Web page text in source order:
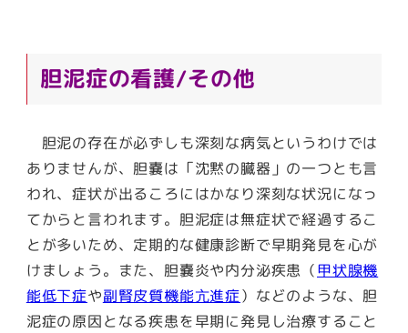
胆泥症の看護/その他
胆泥の存在が必ずしも深刻な病気というわけでは
ありませんが、胆嚢は「沈黙の臓器」の一つとも言
われ、症状が出るころにはかなり深刻な状況になっ
てからと言われます。胆泥症は無症状で経過するこ
とが多いため、定期的な健康診断で早期発見を心が
けましょう。また、胆嚢炎や内分泌疾患（甲状腺機
能低下症や副腎皮質機能亢進症）などのような、胆
泥症の原因となる疾患を早期に発見し治療すること